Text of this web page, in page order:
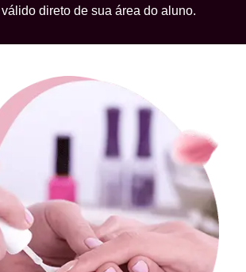
direto de sua área do aluno.